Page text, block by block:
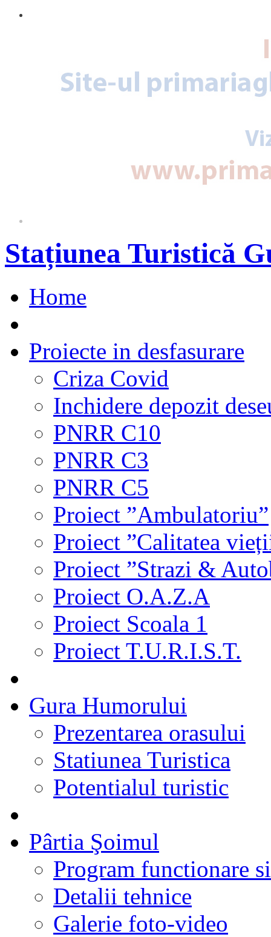
Stațiunea Turistică
Home
Proiecte in desfasurare
Criza Covid
Inchidere depozit
PNRR C10
PNRR C3
PNRR C5
Proiect ”Ambulatoriu”
Proiect ”Calitatea
Proiect ”Strazi &
Proiect O.A.Z.A
Proiect Scoala 1
Proiect T.U.R.I.S.T.
Gura Humorului
Prezentarea orasului
Statiunea Turistica
Potentialul turistic
Pârtia Şoimul
Program functionare
Detalii tehnice
Galerie foto-video